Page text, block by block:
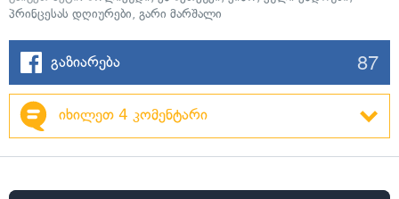
პრინცესას დღიურები, გარი მარშალი
გაზიარება 87
იხილეთ 4 კომენტარი